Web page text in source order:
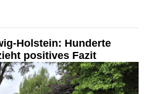
Holstein: Hunderte
positives Fazit